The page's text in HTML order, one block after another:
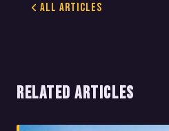
All Articles
RELATED ARTICLES